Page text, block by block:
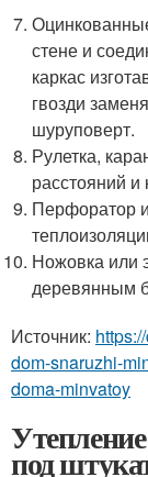
стене и
каркас
гвозди
шуруповерт.
Рулетка,
расстояний и
Перфоратор
Ножовка или
деревянным
Источник:
dom-snaruzhi-
doma-minvatoy
под